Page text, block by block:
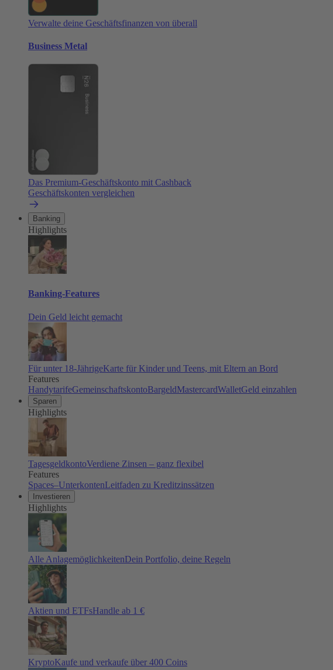
Verwalte deine Geschäftsfinanzen von überall
Business Metal
Das Premium-Geschäftskonto mit Cashback
Geschäftskonten vergleichen
Banking
Highlights
Banking-Features
Dein Geld leicht gemacht
Für unter 18-JährigeKarte für Kinder und Teens, mit Eltern an Bord
Features
HandytarifeGemeinschaftskontoBargeldMastercardWalletGeld einzahlen
Sparen
Highlights
TagesgeldkontoVerdiene Zinsen – ganz flexibel
Features
Spaces–UnterkontenLeitfaden zu Kreditzinssätzen
Investieren
Highlights
Alle AnlagemöglichkeitenDein Portfolio, deine Regeln
Aktien und ETFsHandle ab 1 €
KryptoKaufe und verkaufe über 400 Coins